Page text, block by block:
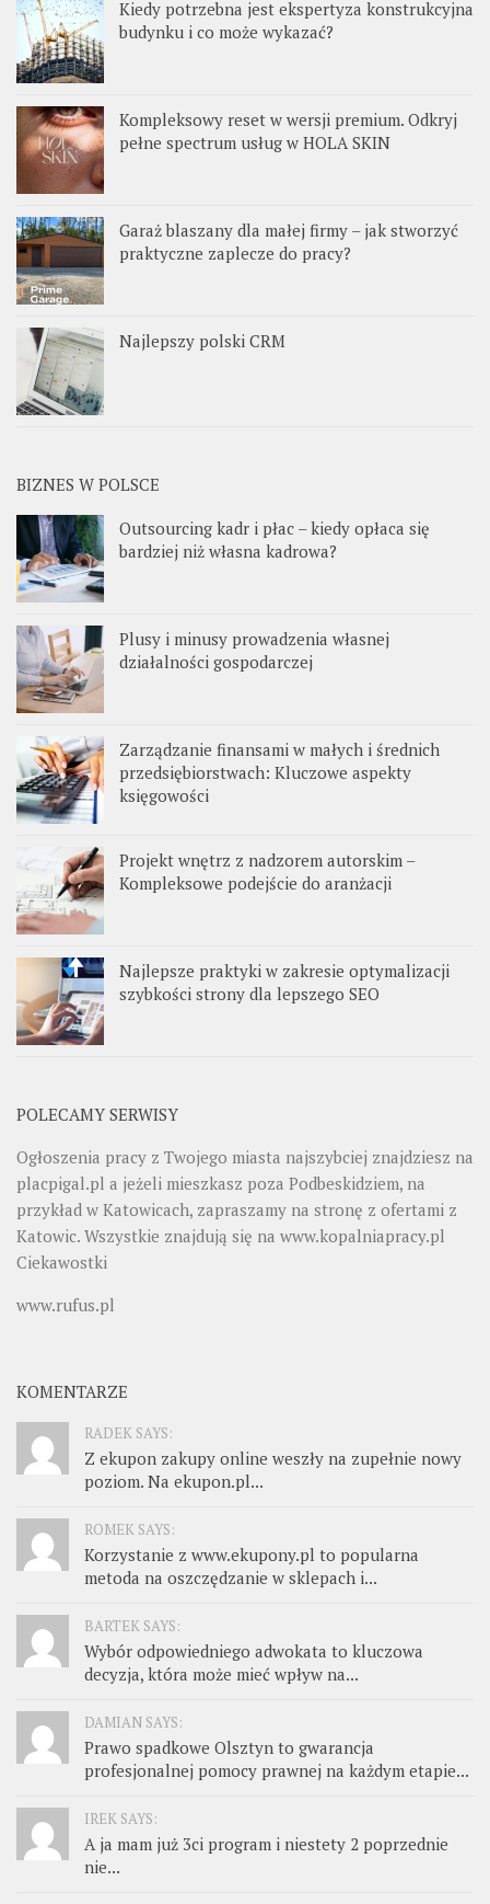
Kiedy potrzebna jest ekspertyza konstrukcyjna
budynku i co może wykazać?
Kompleksowy reset w wersji premium. Odkryj
pełne spectrum usług w HOLA SKIN
Garaż blaszany dla małej firmy – jak stworzyć
praktyczne zaplecze do pracy?
Najlepszy polski CRM
BIZNES W POLSCE
Outsourcing kadr i płac – kiedy opłaca się
bardziej niż własna kadrowa?
Plusy i minusy prowadzenia własnej
działalności gospodarczej
Zarządzanie finansami w małych i średnich
przedsiębiorstwach: Kluczowe aspekty
księgowości
Projekt wnętrz z nadzorem autorskim –
Kompleksowe podejście do aranżacji
Najlepsze praktyki w zakresie optymalizacji
szybkości strony dla lepszego SEO
POLECAMY SERWISY
Ogłoszenia pracy z Twojego miasta najszybciej znajdziesz na
placpigal.pl a jeżeli mieszkasz poza Podbeskidziem, na
przykład w Katowicach, zapraszamy na stronę z ofertami z
Katowic. Wszystkie znajdują się na www.kopalniapracy.pl
Ciekawostki
www.rufus.pl
KOMENTARZE
RADEK SAYS:
Z ekupon zakupy online weszły na zupełnie nowy
poziom. Na ekupon.pl...
ROMEK SAYS:
Korzystanie z www.ekupony.pl to popularna
metoda na oszczędzanie w sklepach i...
BARTEK SAYS:
Wybór odpowiedniego adwokata to kluczowa
decyzja, która może mieć wpływ na...
DAMIAN SAYS:
Prawo spadkowe Olsztyn to gwarancja
profesjonalnej pomocy prawnej na każdym etapie...
IREK SAYS:
A ja mam już 3ci program i niestety 2 poprzednie
nie...